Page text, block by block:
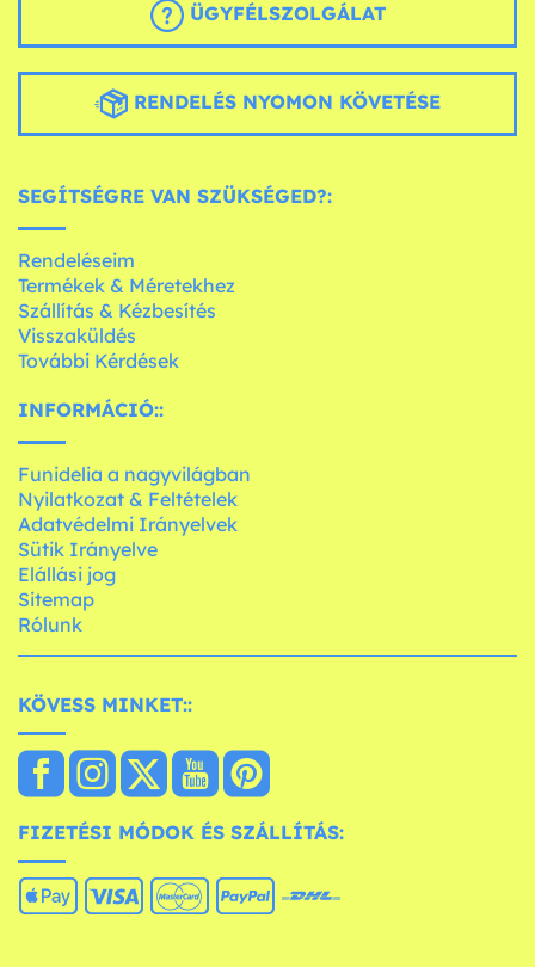
ÜGYFÉLSZOLGÁLAT
RENDELÉS NYOMON KÖVETÉSE
SEGÍTSÉGRE VAN SZÜKSÉGED?:
Rendeléseim
Termékek & Méretekhez
Szállítás & Kézbesítés
Visszaküldés
További Kérdések
INFORMÁCIÓ::
Funidelia a nagyvilágban
Nyilatkozat & Feltételek
Adatvédelmi Irányelvek
Sütik Irányelve
Elállási jog
Sitemap
Rólunk
KÖVESS MINKET::
FIZETÉSI MÓDOK ÉS SZÁLLÍTÁS: